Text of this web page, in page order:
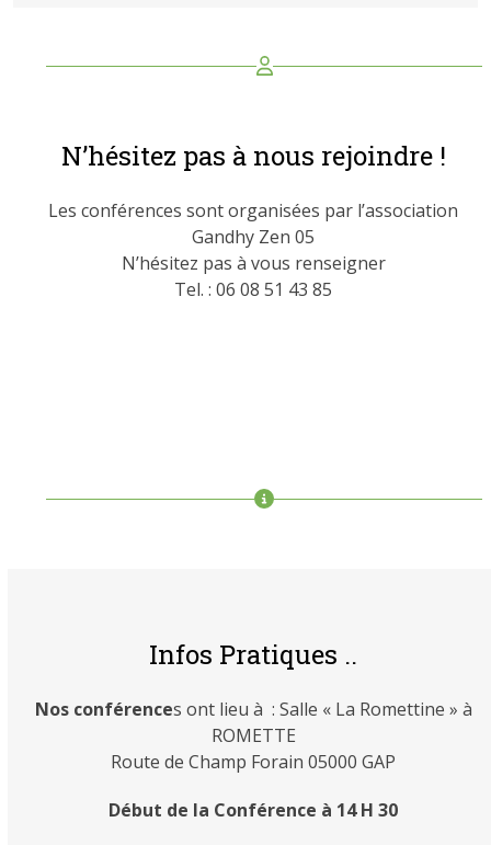
N’hésitez pas à nous rejoindre !
Les conférences sont organisées par l’association
Gandhy Zen 05
N’hésitez pas à vous renseigner
Tel. : 06 08 51 43 85
Infos Pratiques ..
Nos conférences ont lieu à : Salle « La Romettine » à
ROMETTE
Route de Champ Forain 05000 GAP
Début de la Conférence à 14 H 30